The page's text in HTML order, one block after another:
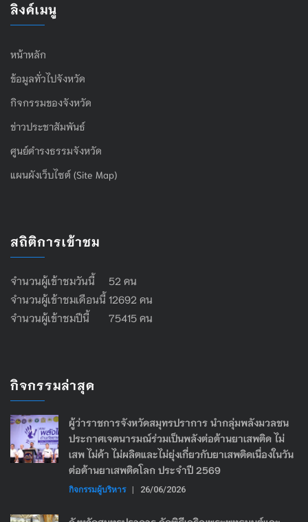
ลิงค์เมนู
หน้าหลัก
ข้อมูลทั่วไปจังหวัด
กิจกรรมของจังหวัด
ข่าวประชาสัมพันธ์
ศูนย์ดำรงธรรมจังหวัด
แผนผังเว็บไซต์ (Site Map)
สถิติการเข้าชม
จำนวนผู้เข้าชมวันนี้ 52 คน
จำนวนผู้เข้าชมเดือนนี้ 12692 คน
จำนวนผู้เข้าชมปีนี้ 75415 คน
กิจกรรมล่าสุด
ผู้ว่าราชการจังหวัดสมุทรปราการ นำกลุ่มพลังมวลชน
ประกาศเจตนารมณ์ร่วมเป็นพลังต่อต้านยาเสพติด ไม่
เสพ ไม่ค้า ไม่ผลิตและไม่ยุ่งเกี่ยวกับยาเสพติดเนื่องในวัน
ต่อต้านยาเสพติดโลก ประจำปี 2569
กิจกรรมผู้บริหาร | 26/06/2026